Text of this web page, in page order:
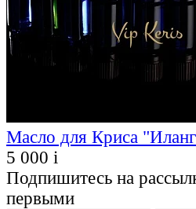
Масло для Криса
5 000 i
Подпишитесь на
первыми